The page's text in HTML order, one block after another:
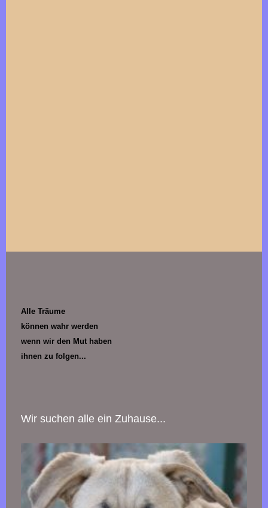
Alle Träume
können wahr werden
wenn wir den Mut haben
ihnen zu folgen...
Wir suchen alle ein Zuhause...